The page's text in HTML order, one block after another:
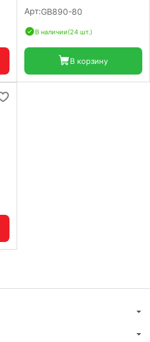
Арт:GB890-80
В наличии(24 шт.)
В корзину